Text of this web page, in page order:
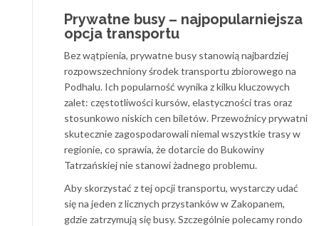
Prywatne busy – najpopularniejsza
opcja transportu
Bez wątpienia, prywatne busy stanowią najbardziej
rozpowszechniony środek transportu zbiorowego na
Podhalu. Ich popularność wynika z kilku kluczowych
zalet: częstotliwości kursów, elastyczności tras oraz
stosunkowo niskich cen biletów. Przewoźnicy prywatni
skutecznie zagospodarowali niemal wszystkie trasy w
regionie, co sprawia, że dotarcie do Bukowiny
Tatrzańskiej nie stanowi żadnego problemu.
Aby skorzystać z tej opcji transportu, wystarczy udać
się na jeden z licznych przystanków w Zakopanem,
gdzie zatrzymują się busy. Szczególnie polecamy rondo